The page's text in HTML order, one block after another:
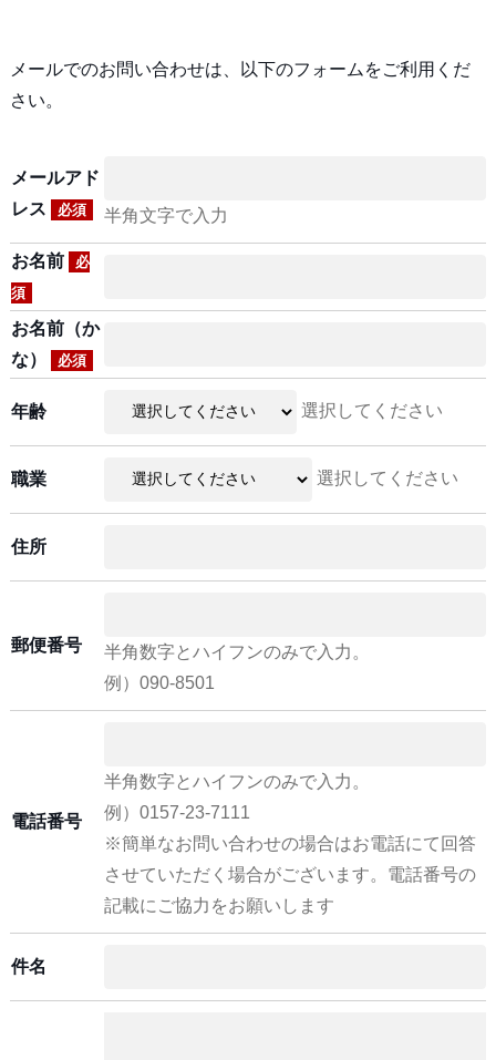
メールでのお問い合わせは、以下のフォームをご利用くだ
さい。
メールアド
レス
必須 半角文字で入力
お名前
必
須
お名前（か
な）
必須
年齢 選択してください
職業 選択してください
住所
郵便番号
半角数字とハイフンのみで入力。
例）090-8501
電話番号
半角数字とハイフンのみで入力。
例）0157-23-7111
※簡単なお問い合わせの場合はお電話にて回答
させていただく場合がございます。電話番号の
記載にご協力をお願いします
件名